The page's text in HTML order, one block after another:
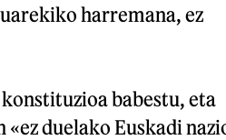
harremana, ez
babestu, eta
duelako Euskadi